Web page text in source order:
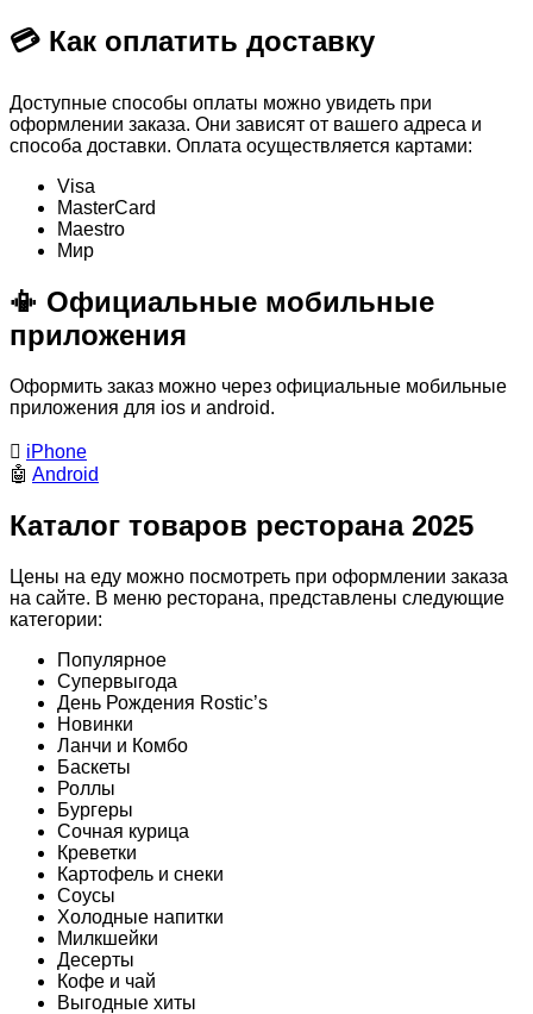
💳 Как оплатить доставку
Доступные способы оплаты можно увидеть при
оформлении заказа. Они зависят от вашего адреса и
способа доставки. Оплата осуществляется картами:
Visa
MasterСard
Maestro
Мир
📳 Официальные мобильные
приложения
Оформить заказ можно через официальные мобильные
приложения для ios и android.
 iPhone
🤖 Android
Каталог товаров ресторана 2025
Цены на еду можно посмотреть при оформлении заказа
на сайте. В меню ресторана, представлены следующие
категории:
Популярное
Супервыгода
День Рождения Rostic’s
Новинки
Ланчи и Комбо
Баскеты
Роллы
Бургеры
Сочная курица
Креветки
Картофель и снеки
Соусы
Холодные напитки
Милкшейки
Десерты
Кофе и чай
Выгодные хиты